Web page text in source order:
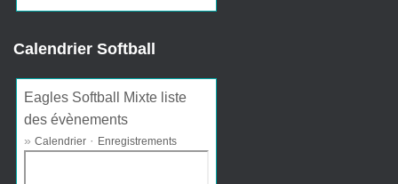
Calendrier Softball
Eagles Softball Mixte liste
des évènements
» Calendrier · Enregistrements